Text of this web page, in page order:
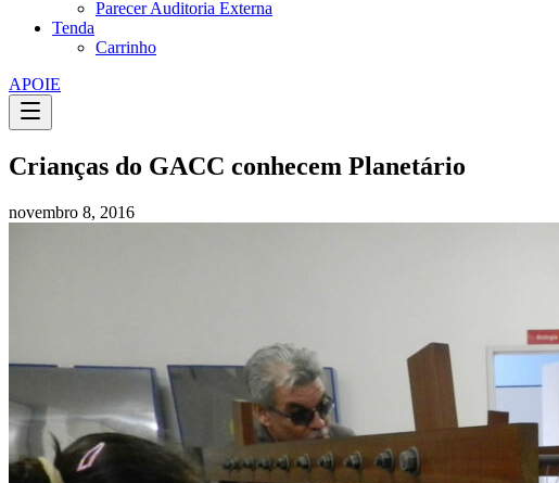
Parecer Auditoria Externa
Tenda
Carrinho
APOIE
Crianças do GACC conhecem Planetário
novembro 8, 2016